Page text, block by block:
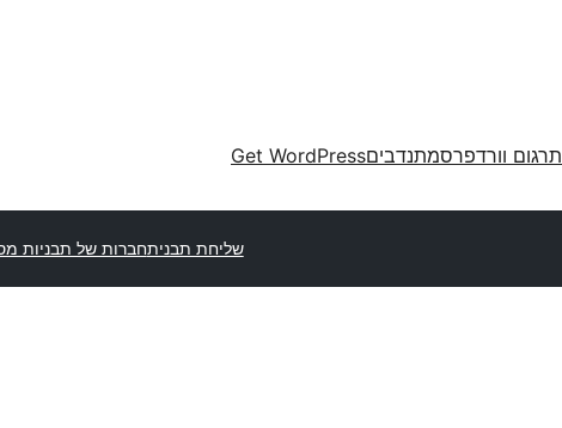
תרגום וורדפרסמתנדביםGet WordPress
שליחת תבניתחברות של תבניות